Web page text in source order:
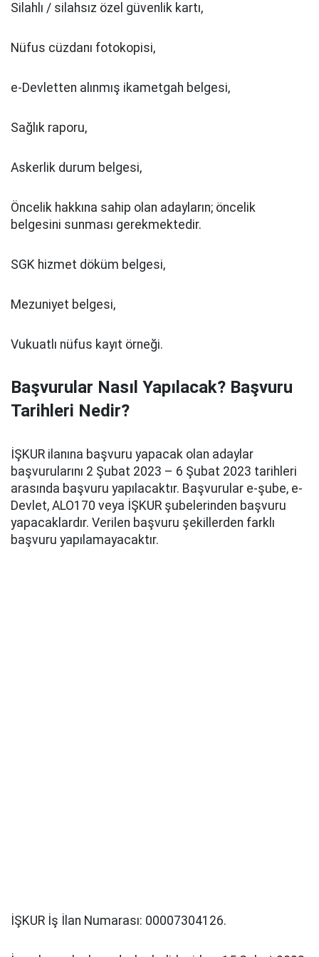
Silahlı / silahsız özel güvenlik kartı,
Nüfus cüzdanı fotokopisi,
e-Devletten alınmış ikametgah belgesi,
Sağlık raporu,
Askerlik durum belgesi,
Öncelik hakkına sahip olan adayların; öncelik
belgesini sunması gerekmektedir.
SGK hizmet döküm belgesi,
Mezuniyet belgesi,
Vukuatlı nüfus kayıt örneği.
Başvurular Nasıl Yapılacak? Başvuru
Tarihleri Nedir?
İŞKUR ilanına başvuru yapacak olan adaylar
başvurularını 2 Şubat 2023 – 6 Şubat 2023 tarihleri
arasında başvuru yapılacaktır. Başvurular e-şube, e-
Devlet, ALO170 veya İŞKUR şubelerinden başvuru
yapacaklardır. Verilen başvuru şekillerden farklı
başvuru yapılamayacaktır.
İŞKUR İş İlan Numarası: 00007304126.